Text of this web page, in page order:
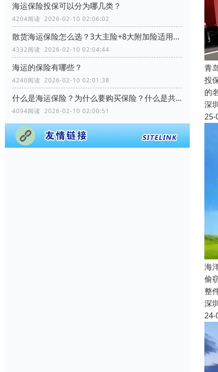
海运保险投保可以分为哪几类？
4204阅读 2026-02-10 02:06:02
散货海运保险怎么选？3大主险+8大附加险适用场景全解析
4332阅读 2026-02-10 02:04:44
海运的保险有哪些？
4240阅读 2026-02-10 02:01:38
什么是海运保险？为什么要购买保险？什么是共同海损？
4094阅读 2026-02-10 02:00:51
青
投
的
深
25-
海
偷
整
深
24-